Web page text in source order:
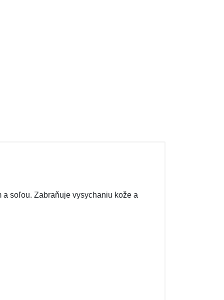
soľou. Zabraňuje vysychaniu kože a